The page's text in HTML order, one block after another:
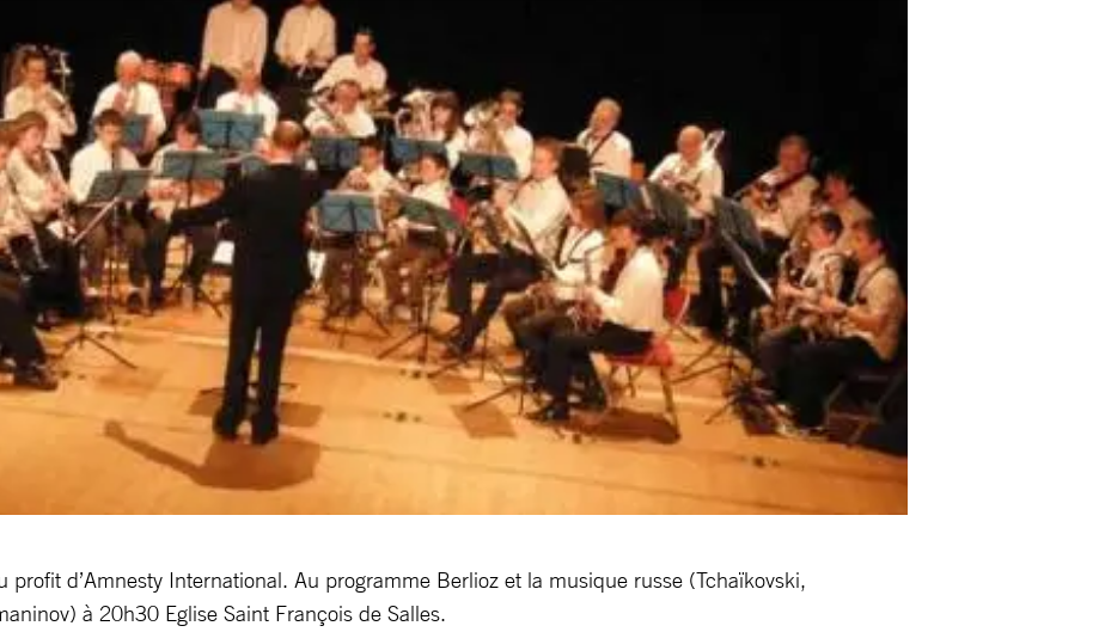
profit d’Amnesty International. Au programme Berlioz et la musique russe (Tchaïkovski,
à 20h30 Eglise Saint François de Salles.